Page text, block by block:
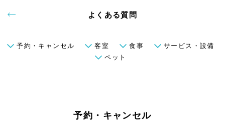
よくある質問
予約・キャンセル 客室 食事
サービス・設備
ペット
予約・キャンセル